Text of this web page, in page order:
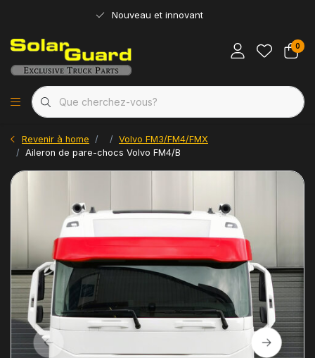
Nouveau et innovant
0
Revenir à home
Volvo FM3/FM4/FMX
Aileron de pare-chocs Volvo FM4/B